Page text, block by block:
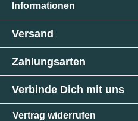
Informationen
Versand
Zahlungsarten
Verbinde Dich mit uns
Vertrag widerrufen